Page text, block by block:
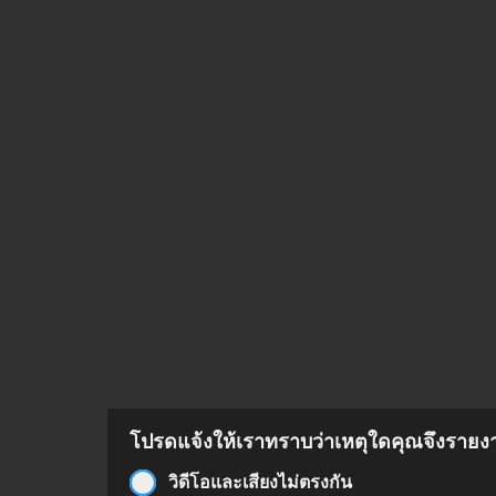
โปรดแจ้งให้เราทราบว่าเหตุใดคุณจึงราย
วิดีโอและเสียงไม่ตรงกัน